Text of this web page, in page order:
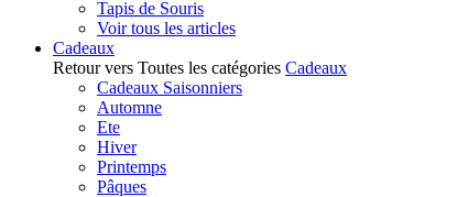
Tapis de Souris
Voir tous les articles
Cadeaux
Retour vers Toutes les catégories Cadeaux
Cadeaux Saisonniers
Automne
Ete
Hiver
Printemps
Pâques